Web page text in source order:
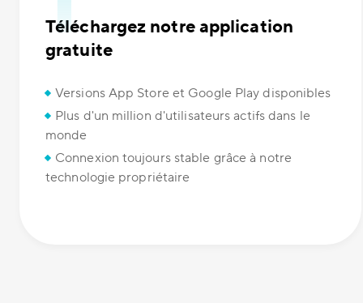
Téléchargez notre application
gratuite
Versions App Store et Google Play disponibles
Plus d'un million d'utilisateurs actifs dans le
monde
Connexion toujours stable grâce à notre
technologie propriétaire